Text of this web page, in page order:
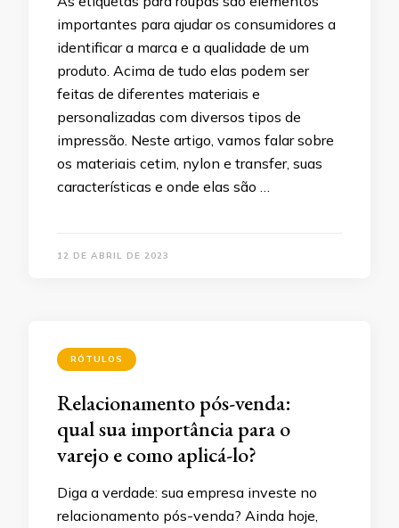
importantes para ajudar os consumidores a
identificar a marca e a qualidade de um
produto. Acima de tudo elas podem ser
feitas de diferentes materiais e
personalizadas com diversos tipos de
impressão. Neste artigo, vamos falar sobre
os materiais cetim, nylon e transfer, suas
características e onde elas são …
12 DE ABRIL DE 2023
RÓTULOS
Relacionamento pós-venda:
qual sua importância para o
varejo e como aplicá-lo?
Diga a verdade: sua empresa investe no
relacionamento pós-venda? Ainda hoje,